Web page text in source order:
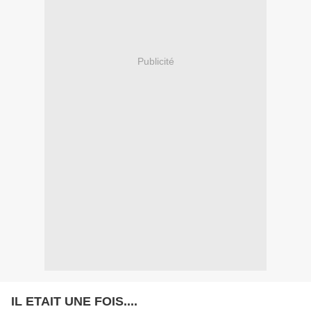
Publicité
IL ETAIT UNE FOIS....